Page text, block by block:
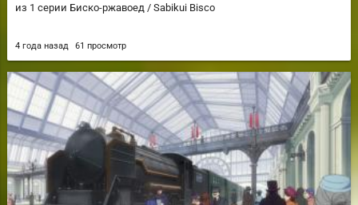
из 1 серии Биско-ржавоед / Sabikui Bisco
4 года назад 61 просмотр